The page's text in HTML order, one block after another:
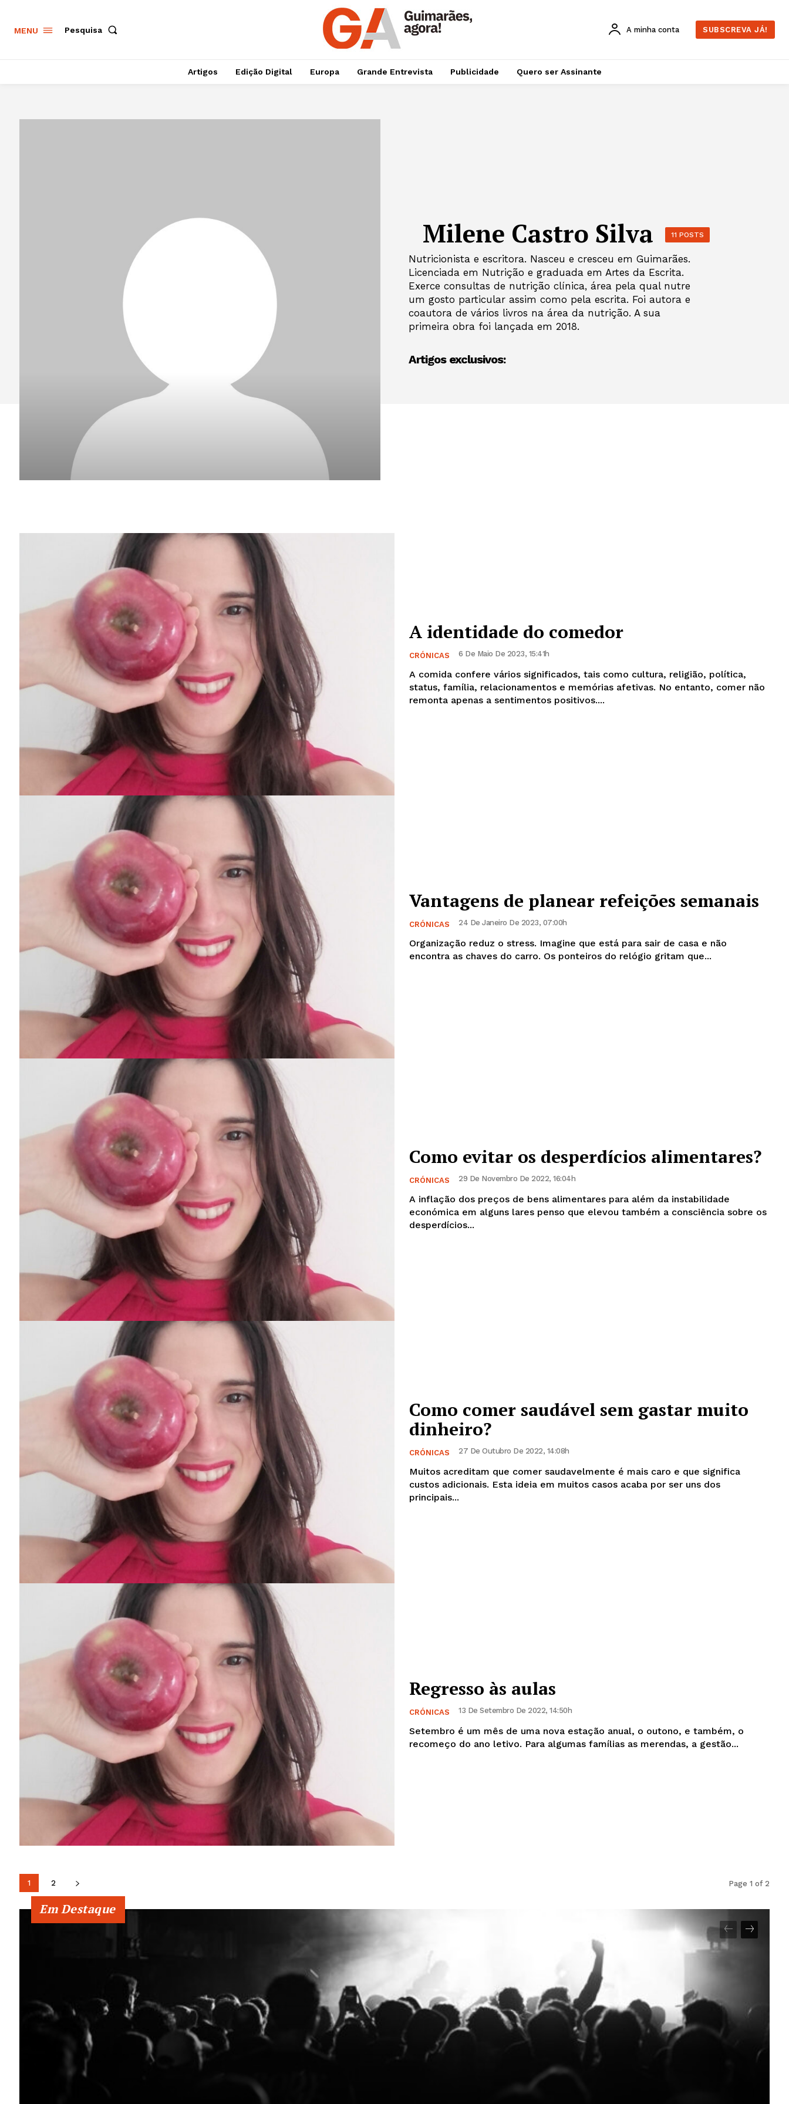
Guimarães, agora!
SUBSCREVA JÁ!
Grande Entrevista
Quero ser Assinante
MENU Pesquisa A minha conta SUBSCREVA JÁ!
Artigos Edição Digital Europa Grande Entrevista Publicidade Quero ser Assinante
Milene Castro Silva 11 POSTS
Nutricionista e escritora. Nasceu e cresceu em Guimarães.
Licenciada em Nutrição e graduada em Artes da Escrita.
Exerce consultas de nutrição clínica, área pela qual nutre
um gosto particular assim como pela escrita. Foi autora e
coautora de vários livros na área da nutrição. A sua
primeira obra foi lançada em 2018.
Artigos exclusivos:
A identidade do comedor
CRÓNICAS 6 De Maio De 2023, 15:41h
A comida confere vários significados, tais como cultura, religião, política,
status, família, relacionamentos e memórias afetivas. No entanto, comer não
remonta apenas a sentimentos positivos....
Vantagens de planear refeições semanais
CRÓNICAS 24 De Janeiro De 2023, 07:00h
Organização reduz o stress. Imagine que está para sair de casa e não
encontra as chaves do carro. Os ponteiros do relógio gritam que...
Como evitar os desperdícios alimentares?
CRÓNICAS 29 De Novembro De 2022, 16:04h
A inflação dos preços de bens alimentares para além da instabilidade
económica em alguns lares penso que elevou também a consciência sobre os
desperdícios...
Como comer saudável sem gastar muito
dinheiro?
CRÓNICAS 27 De Outubro De 2022, 14:08h
Muitos acreditam que comer saudavelmente é mais caro e que significa
custos adicionais. Esta ideia em muitos casos acaba por ser uns dos
principais...
Regresso às aulas
CRÓNICAS 13 De Setembro De 2022, 14:50h
Setembro é um mês de uma nova estação anual, o outono, e também, o
recomeço do ano letivo. Para algumas famílias as merendas, a gestão...
1 2 Page 1 of 2
Em Destaque